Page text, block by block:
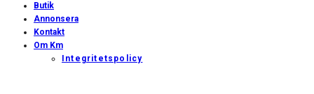
Butik
Annonsera
Kontakt
Om Km
Integritetspolicy